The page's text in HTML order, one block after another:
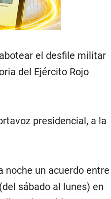
el desfile militar
del Ejército Rojo
presidencial, a la
noche un acuerdo entre
sábado al lunes) en